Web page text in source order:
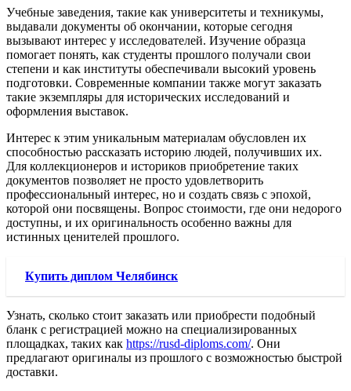
Учебные заведения, такие как университеты и техникумы,
выдавали документы об окончании, которые сегодня
вызывают интерес у исследователей. Изучение образца
помогает понять, как студенты прошлого получали свои
степени и как институты обеспечивали высокий уровень
подготовки. Современные компании также могут заказать
такие экземпляры для исторических исследований и
оформления выставок.
Интерес к этим уникальным материалам обусловлен их
способностью рассказать историю людей, получивших их.
Для коллекционеров и историков приобретение таких
документов позволяет не просто удовлетворить
профессиональный интерес, но и создать связь с эпохой,
которой они посвящены. Вопрос стоимости, где они недорого
доступны, и их оригинальность особенно важны для
истинных ценителей прошлого.
Купить диплом Челябинск
Узнать, сколько стоит заказать или приобрести подобный
бланк с регистрацией можно на специализированных
площадках, таких как https://rusd-diploms.com/. Они
предлагают оригиналы из прошлого с возможностью быстрой
доставки.